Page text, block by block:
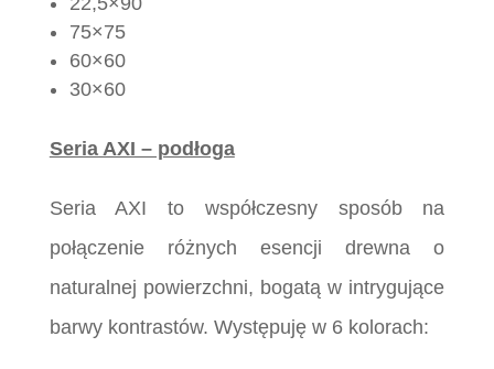
75×75
60×60
30×60
Seria AXI – podłoga
Seria AXI to współczesny sposób na
połączenie różnych esencji drewna o
naturalnej powierzchni, bogatą w intrygujące
barwy kontrastów. Występuję w 6 kolorach: